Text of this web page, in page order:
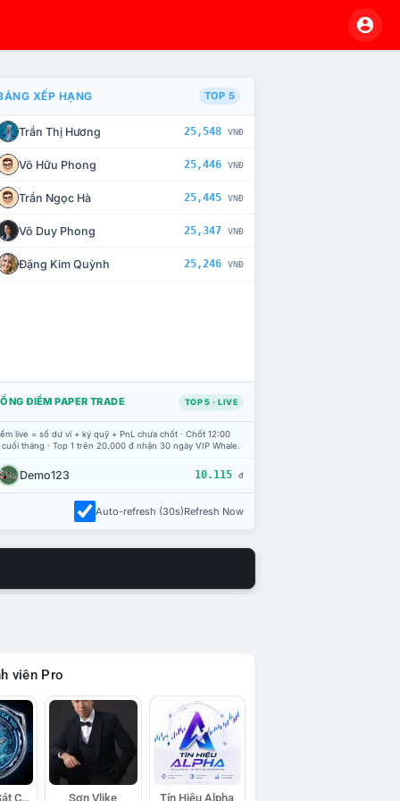
CHẾ TÀI XỬ LÝ VI PHẠM
XẾP HẠNG TOP 5
Trần Thị Hương 25,548 VNĐ
Võ Hữu Phong 25,446 VNĐ
Trần Ngọc Hà 25,445 VNĐ
Võ Duy Phong 25,347 VNĐ
Đặng Kim Quỳnh 25,246 VNĐ
ĐIỂM PAPER TRADE TOP 5 · LIVE
live = số dư ví + ký quỹ + PnL chưa chốt · Chốt 12:00
tháng · Top 1 trên 20.000 đ nhận 30 ngày VIP Whale.
Demo123 10.115 đ
Auto-refresh (30s)Refresh Now
viên Pro
Đội Trinh Sát Cá Voi Sơn Vlike Tín Hiệu Alpha